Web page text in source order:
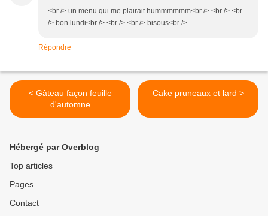
<br /> un menu qui me plairait hummmmmm<br /> <br /> <br
/> bon lundi<br /> <br /> <br /> bisous<br />
Répondre
< Gâteau façon feuille
d'automne
Cake pruneaux et lard >
Hébergé par Overblog
Top articles
Pages
Contact